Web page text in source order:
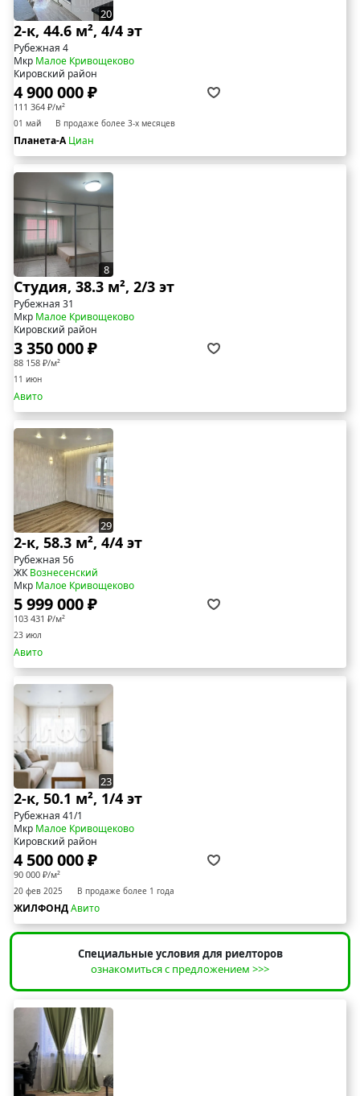
20
2-к, 44.6 м², 4/4 эт
Рубежная 4
Мкр Малое Кривощеково
Кировский район
4 900 000 ₽
111 364 ₽/м²
01 май В продаже более 3-х месяцев
Планета-АЦиан
8
Студия, 38.3 м², 2/3 эт
Рубежная 31
Мкр Малое Кривощеково
Кировский район
3 350 000 ₽
88 158 ₽/м²
11 июн
Авито
29
2-к, 58.3 м², 4/4 эт
Рубежная 56
ЖКВознесенский
Мкр Малое Кривощеково
5 999 000 ₽
103 431 ₽/м²
23 июл
Авито
23
2-к, 50.1 м², 1/4 эт
Рубежная 41/1
Мкр Малое Кривощеково
Кировский район
4 500 000 ₽
90 000 ₽/м²
20 фев 2025 В продаже более 1 года
ЖИЛФОНДАвито
Специальные условия для риелторов
ознакомиться с предложением >>>